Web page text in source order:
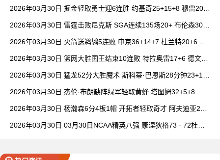
2026年03月30日 掘金轻取勇士迎6连胜 约基奇25+15+8 穆雷20+
2026年03月30日 雷霆击败尼克斯 SGA连续135场20+ 布伦森30分
2026年03月30日 火箭送鹈鹕5连败 申京36+14+7 杜兰特20+6 锡
2026年03月30日 篮网大胜国王结束10连败 特拉奥雷17+6 德文·
2026年03月30日 猛龙52分大胜魔术 斯科蒂·巴恩斯28分钟23+15
2026年03月30日 杰伦·布朗缺阵绿军轻取黄蜂 塔图姆32+5+8 普
2026年03月30日 杨瀚森6分4板1帽 开拓者轻取奇才 阿夫迪亚20+
2026年03月30日 03月30日NCAA精英八强 康涅狄格73 - 72杜克